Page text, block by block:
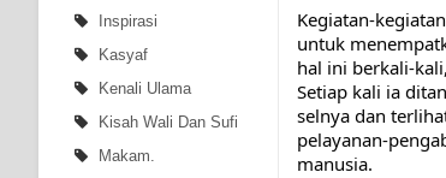
Inspirasi
Kasyaf
Kenali Ulama
Kisah Wali Dan Sufi
Makam.
Kegiatan-
untuk
hal ini berkali-
Setiap kali ia
selnya dan
pelayanan-
manusia.